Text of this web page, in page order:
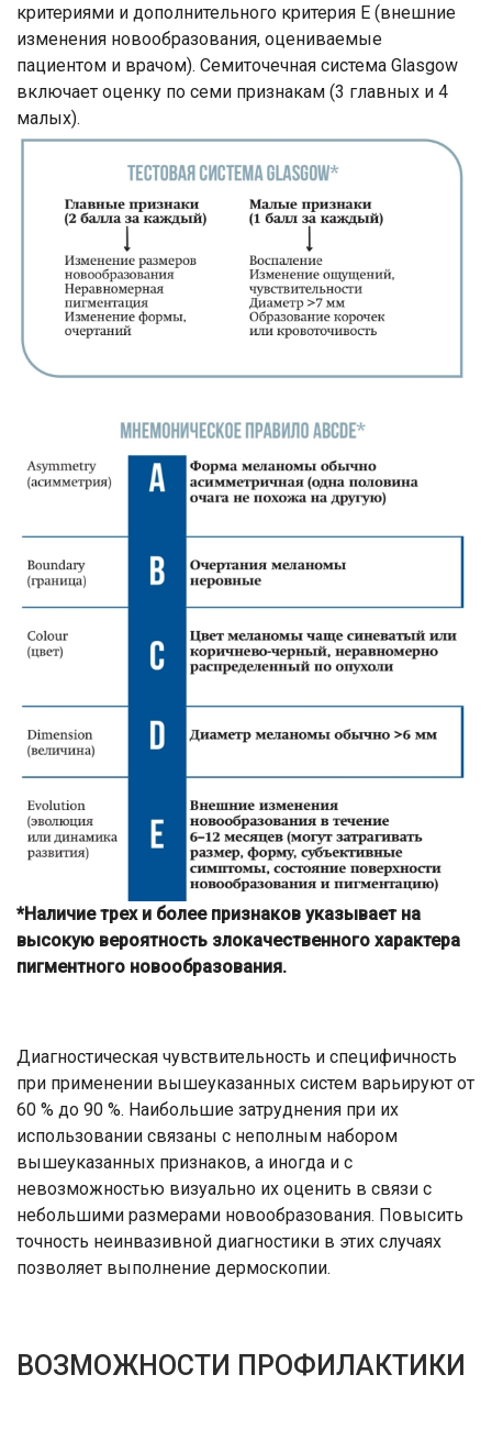
критериями и дополнительного критерия E (внешние
изменения новообразования, оцениваемые
пациентом и врачом). Семиточечная система Glasgow
включает оценку по семи признакам (3 главных и 4
малых).
*Наличие трех и более признаков указывает на
высокую вероятность злокачественного характера
пигментного новообразования.
Диагностическая чувствительность и специфичность
при применении вышеуказанных систем варьируют от
60 % до 90 %. Наибольшие затруднения при их
использовании связаны с неполным набором
вышеуказанных признаков, а иногда и с
невозможностью визуально их оценить в связи с
небольшими размерами новообразования. Повысить
точность неинвазивной диагностики в этих случаях
позволяет выполнение дермоскопии.
ВОЗМОЖНОСТИ ПРОФИЛАКТИКИ